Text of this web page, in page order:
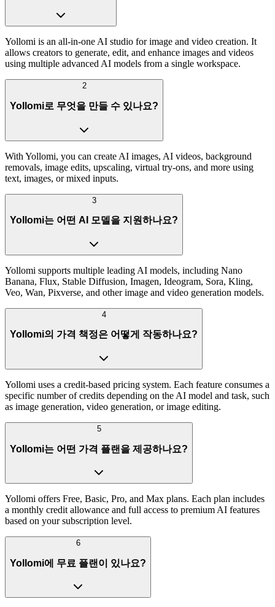
Yollomi is an all-in-one AI studio for image and video creation. It
allows creators to generate, edit, and enhance images and videos
using multiple advanced AI models from a single workspace.
2
Yollomi로 무엇을 만들 수 있나요?
With Yollomi, you can create AI images, AI videos, background
removals, image edits, upscaling, virtual try-ons, and more using
text, images, or mixed inputs.
3
Yollomi는 어떤 AI 모델을 지원하나요?
Yollomi supports multiple leading AI models, including Nano
Banana, Flux, Stable Diffusion, Imagen, Ideogram, Sora, Kling,
Veo, Wan, Pixverse, and other image and video generation models.
4
Yollomi의 가격 책정은 어떻게 작동하나요?
Yollomi uses a credit-based pricing system. Each feature consumes a
specific number of credits depending on the AI model and task, such
as image generation, video generation, or image editing.
5
Yollomi는 어떤 가격 플랜을 제공하나요?
Yollomi offers Free, Basic, Pro, and Max plans. Each plan includes
a monthly credit allowance and full access to premium AI features
based on your subscription level.
6
Yollomi에 무료 플랜이 있나요?